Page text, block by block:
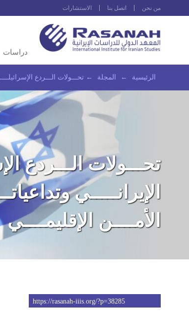
من نحن اتصل بنا الاستشارات
دراسات
الرئيسية ← المجلة ← تحـــولات‭ ‬الـــردع‭ ‬الإسرائيلــــي‭-‬الإيرانـــــي وتداعياتــــه‭ ‬علـــى‭ ‬الأمــــن‭ ‬الإقليمــــي
‬الأمــــن‭ ‬الإقليمــــي
https://rasanah-iiis.org/?p=38285